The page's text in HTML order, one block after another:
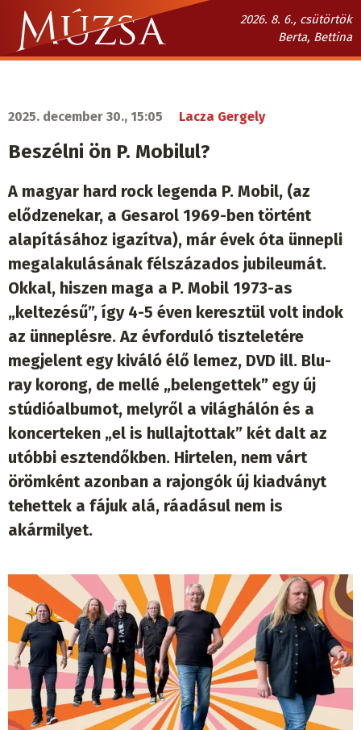
Ugrás
tartalomra
2026. 8. 6., csütörtök
Berta, Bettina
Múzsa.sk
2025. december 30., 15:05 Lacza Gergely
Beszélni ön P. Mobilul?
A magyar hard rock legenda P. Mobil, (az
elődzenekar, a Gesarol 1969-ben történt
alapításához igazítva), már évek óta ünnepli
megalakulásának félszázados jubileumát.
Okkal, hiszen maga a P. Mobil 1973-as
„keltezésű”, így 4-5 éven keresztül volt indok
az ünneplésre. Az évforduló tiszteletére
megjelent egy kiváló élő lemez, DVD ill. Blu-
ray korong, de mellé „belengettek” egy új
stúdióalbumot, melyről a világhálón és a
koncerteken „el is hullajtottak” két dalt az
utóbbi esztendőkben. Hirtelen, nem várt
örömként azonban a rajongók új kiadványt
tehettek a fájuk alá, ráadásul nem is
akármilyet.